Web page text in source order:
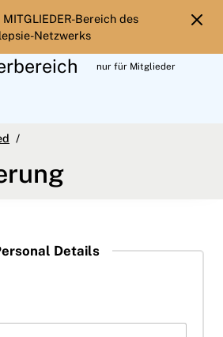
Bereich des
Netzwerks
nur für Mitglieder
NAVIGATION
Details